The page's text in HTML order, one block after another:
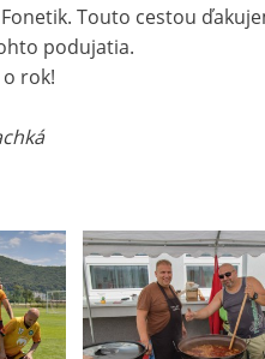
Touto cestou
podujatia.
rok!